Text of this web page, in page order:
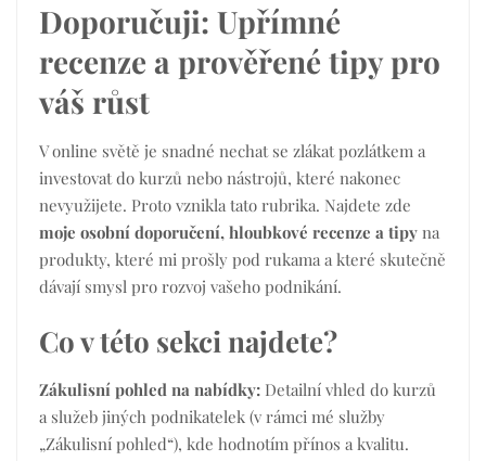
Doporučuji: Upřímné
recenze a prověřené tipy pro
váš růst
V online světě je snadné nechat se zlákat pozlátkem a
investovat do kurzů nebo nástrojů, které nakonec
nevyužijete. Proto vznikla tato rubrika. Najdete zde
moje osobní doporučení, hloubkové recenze a tipy na
produkty, které mi prošly pod rukama a které skutečně
dávají smysl pro rozvoj vašeho podnikání.
Co v této sekci najdete?
Zákulisní pohled na nabídky: Detailní vhled do kurzů
a služeb jiných podnikatelek (v rámci mé služby
„Zákulisní pohled“), kde hodnotím přínos a kvalitu.